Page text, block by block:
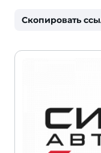
Скопировать